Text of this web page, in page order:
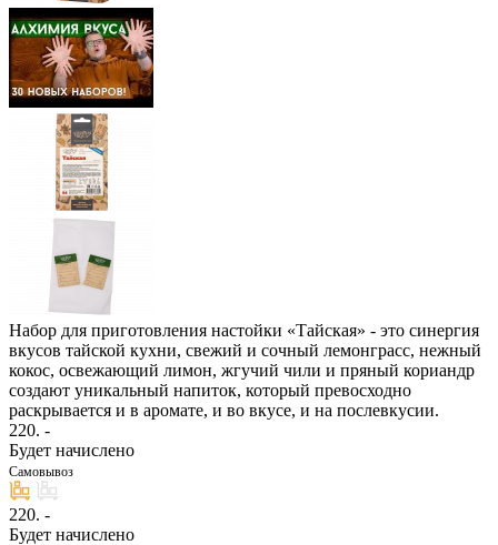
Набор для приготовления настойки «Тайская» - это синергия
вкусов тайской кухни, свежий и сочный лемонграсс, нежный
кокос, освежающий лимон, жгучий чили и пряный кориандр
создают уникальный напиток, который превосходно
раскрывается и в аромате, и во вкусе, и на послевкусии.
220. -
Будет начислено
Самовывоз
220. -
Будет начислено